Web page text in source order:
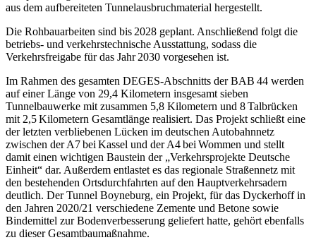
aus dem aufbereiteten Tunnelausbruchmaterial hergestellt.
Die Rohbauarbeiten sind bis 2028 geplant. Anschließend folgt die
betriebs‑ und verkehrstechnische Ausstattung, sodass die
Verkehrsfreigabe für das Jahr 2030 vorgesehen ist.
Im Rahmen des gesamten DEGES‑Abschnitts der BAB 44 werden
auf einer Länge von 29,4 Kilometern insgesamt sieben
Tunnelbauwerke mit zusammen 5,8 Kilometern und 8 Talbrücken
mit 2,5 Kilometern Gesamtlänge realisiert. Das Projekt schließt eine
der letzten verbliebenen Lücken im deutschen Autobahnnetz
zwischen der A7 bei Kassel und der A4 bei Wommen und stellt
damit einen wichtigen Baustein der „Verkehrsprojekte Deutsche
Einheit“ dar. Außerdem entlastet es das regionale Straßennetz mit
den bestehenden Ortsdurchfahrten auf den Hauptverkehrsadern
deutlich. Der Tunnel Boyneburg, ein Projekt, für das Dyckerhoff in
den Jahren 2020/21 verschiedene Zemente und Betone sowie
Bindemittel zur Bodenverbesserung geliefert hatte, gehört ebenfalls
zu dieser Gesamtbaumaßnahme.